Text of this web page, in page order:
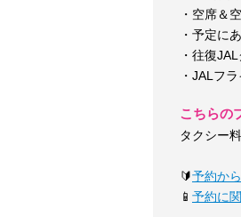
・空席＆
・予定に
・往復
・JALフ
こちらの
タクシー
🔰予約か
📱 予約に